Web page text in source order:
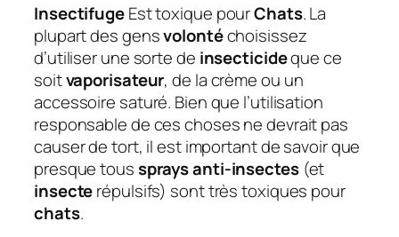
InsectifugeEst toxique pourChats. La
plupart des gensvolontéchoisissez
d’utiliser une sorte de insecticideque ce
soitvaporisateur, de la crème ou un
accessoire saturé. Bien que l’utilisation
responsable de ces choses ne devrait pas
causer de tort, il est important de savoir que
presque toussprays anti-insectes(et
insecterépulsifs) sont très toxiques pour
chats.